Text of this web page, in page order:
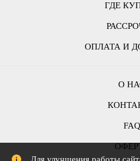
ГДЕ
ОПЛАТА И
О
FAQ